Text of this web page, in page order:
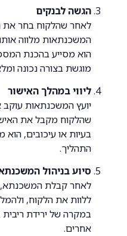
הגשה לבנקים
לאחר שהלקוח בחר את
המשכנתאות מלווה
הוא מסייע בהכנת
מוגשת בצורה נכונה
ליווי במהלך האישור
יועץ המשכנתאות
שהלקוח מקבל את
בעיות או עיכובים,
התהליך.
סיוע בניהול
לאחר קבלת המשכנתא,
ללוות את הלקוח,
במקרה של ירידת ריבית
אחרים.